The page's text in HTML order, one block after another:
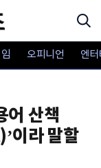
오피니언 엔
어 산책
이라 말할